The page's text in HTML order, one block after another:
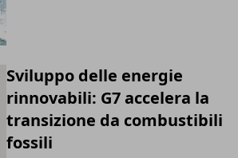
Sviluppo delle energie
rinnovabili: G7 accelera la
transizione da combustibili
fossili